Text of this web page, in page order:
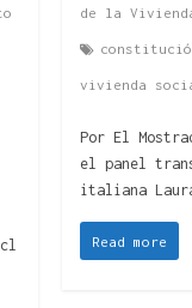
de la
vivienda
Por El
el panel
italiana
Read more